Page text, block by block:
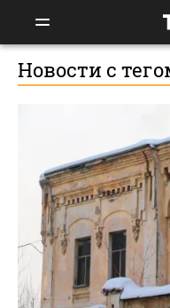
Новости с